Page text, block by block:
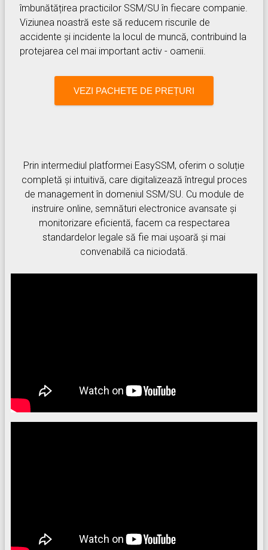
îmbunătățirea practicilor SSM/SU în fiecare companie.
Viziunea noastră este să reducem riscurile de
accidente și incidente la locul de muncă, contribuind la
protejarea cel mai important activ - oamenii.
VEZI PACHETE DE PREȚURI
Prin intermediul platformei EasySSM, oferim o soluție
completă și intuitivă, care digitalizează întregul proces
de management în domeniul SSM/SU. Cu module de
instruire online, semnături electronice avansate și
monitorizare eficientă, facem ca respectarea
standardelor legale să fie mai ușoară și mai
convenabilă ca niciodată.